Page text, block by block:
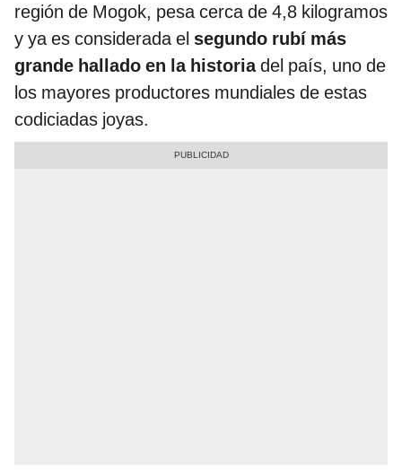
región de Mogok, pesa cerca de 4,8 kilogramos
y ya es considerada el segundo rubí más
grande hallado en la historiadel país, uno de
los mayores productores mundiales de estas
codiciadas joyas.